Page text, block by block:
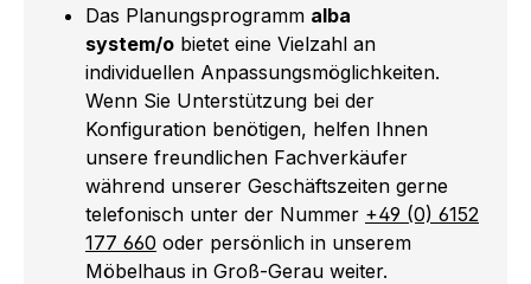
Das Planungsprogramm alba
system/o bietet eine Vielzahl an
individuellen Anpassungsmöglichkeiten.
Wenn Sie Unterstützung bei der
Konfiguration benötigen, helfen Ihnen
unsere freundlichen Fachverkäufer
während unserer Geschäftszeiten gerne
telefonisch unter der Nummer +49 (0) 6152
177 660 oder persönlich in unserem
Möbelhaus in Groß-Gerau weiter.